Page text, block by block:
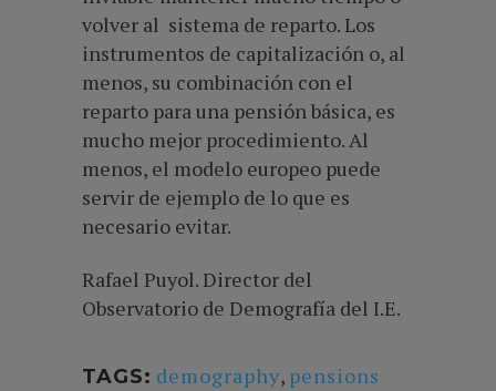
volver al sistema de reparto. Los
instrumentos de capitalización o, al
menos, su combinación con el
reparto para una pensión básica, es
mucho mejor procedimiento. Al
menos, el modelo europeo puede
servir de ejemplo de lo que es
necesario evitar.
Rafael Puyol. Director del
Observatorio de Demografía del I.E.
TAGS: demography, pensions